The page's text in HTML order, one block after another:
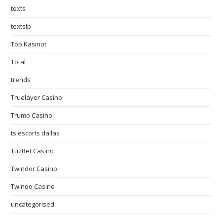
texts
textslp
Top Kasinot
Total
trends
Truelayer Casino
Trumo Casino
ts escorts dallas
TuzBet Casino
Twindor Casino
Twinqo Casino
uncategorised